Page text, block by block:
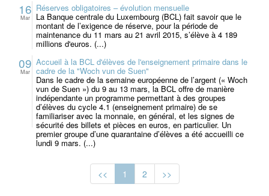
16
Mar
Réserves obligatoires – évolution mensuelle
La Banque centrale du Luxembourg (BCL) fait savoir que le
montant de l’exigence de réserve, pour la période de
maintenance du 11 mars au 21 avril 2015, s’élève à 4 189
millions d'euros. (...)
09
Mar
Accueil à la BCL d'élèves de l'enseignement primaire dans le
cadre de la "Woch vun de Suen"
Dans le cadre de la semaine européenne de l’argent (« Woch
vun de Suen ») du 9 au 13 mars, la BCL offre de manière
indépendante un programme permettant à des groupes
d’élèves du cycle 4.1 (enseignement primaire) de se
familiariser avec la monnaie, en général, et les signes de
sécurité des billets et pièces en euros, en particulier. Un
premier groupe d’une quarantaine d’élèves a été accueilli ce
lundi 9 mars. (...)
<< 1 2 >>